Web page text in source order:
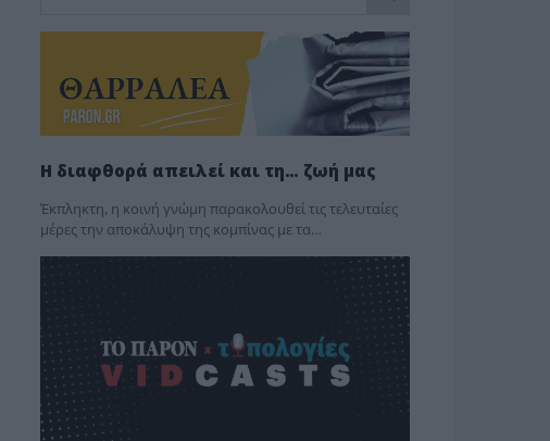
Η διαφθορά απειλεί και τη… ζωή μας
Έκπληκτη, η κοινή γνώμη παρακολουθεί τις τελευταίες
μέρες την αποκάλυψη της κο­μπίνας με τα…